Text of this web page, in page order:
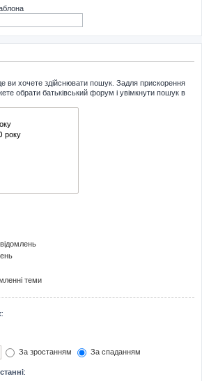
хочете здійснювати пошук. Задля прискорення
обрати батьківський форум і увімкнути пошук в
теми
За зростанням
За спаданням